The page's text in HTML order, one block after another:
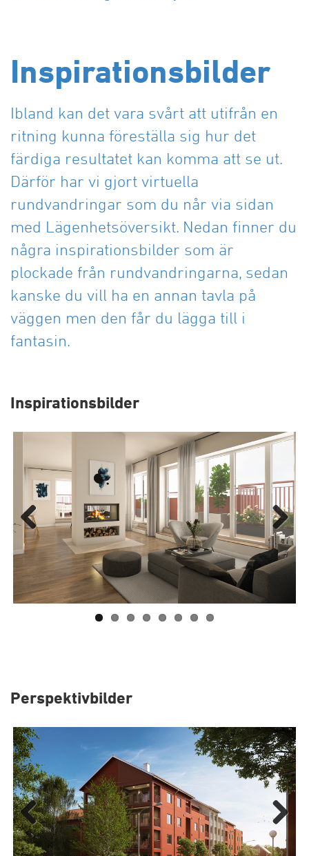
Bostadsrätter till salu
BRF Dal-Jerk etapp 2
Tomter till salu
Förrådsplatser
Företagsforum Leksand
Företagsforum Rättvik
Våra områden och fastigheter
Försäkringsskador
Byggservice för företag
Reklamationer
Offertförfrågan
Tidigare måleriprojekt
Inspirationsbilder
Ibland kan det vara svårt att utifrån en
ritning kunna föreställa sig hur det
färdiga resultatet kan komma att se ut.
Därför har vi gjort virtuella
rundvandringar som du når via sidan
med Lägenhetsöversikt. Nedan finner du
några inspirationsbilder som är
plockade från rundvandringarna, sedan
kanske du vill ha en annan tavla på
väggen men den får du lägga till i
fantasin.
Inspirationsbilder
Previous Next
Perspektivbilder
Previous Next